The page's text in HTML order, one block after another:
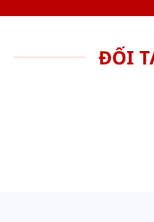
ĐỐI